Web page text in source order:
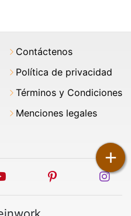
+
Contáctenos
Política de privacidad
Términos y Condiciones
Menciones legales
youtube pinterest